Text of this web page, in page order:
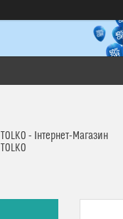
TOLKO - Інтернет-Магазин
TOLKO